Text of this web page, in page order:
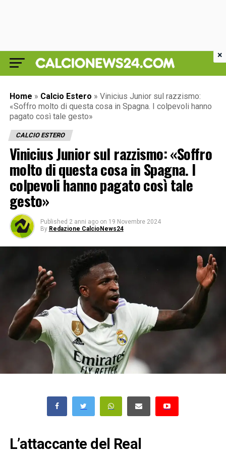
Home » Calcio Estero » Vinicius Junior sul razzismo:
«Soffro molto di questa cosa in Spagna. I colpevoli hanno
pagato così tale gesto»
CALCIO ESTERO
Vinicius Junior sul razzismo: «Soffro
molto di questa cosa in Spagna. I
colpevoli hanno pagato così tale
gesto»
Published 2 anni ago on 19 Novembre 2024
By Redazione CalcioNews24
L’attaccante del Real
×